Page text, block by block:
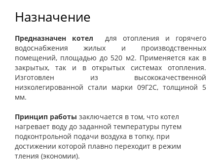
Назначение
Предназначен котел для отопления и горячего
водоснабжения жилых и производственных
помещений, площадью до 520 м2. Применяется как в
закрытых, так и в открытых системах отопления.
Изготовлен из высококачественной
низколегированной стали марки 09Г2С, толщиной 5
мм.
Принцип работы заключается в том, что котел
нагревает воду до заданной температуры путем
подконтрольной подачи воздуха в топку, при
достижении которой плавно переходит в режим
тления (экономии).